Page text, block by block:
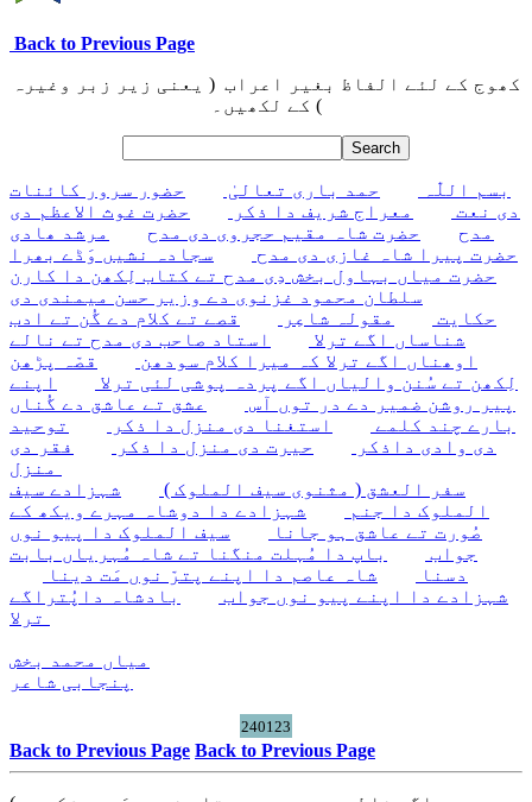
Back to Previous Page
کھوج کے لئے الفاظ بغیر اعراب ( یعنی زیر زبر وغیرہ
) کے لکھیں۔
بسم اللّٰہ حمد باری تعالیٰ
حضور سرور کائنات
دی نعت
معراج شریف دا ذکر
حضرت غوث الاعظم دی
مدح
حضرت شاہ مقیم حجروی دی مدح
مرشد ھادی
حضرت پیرا شاہ غازی دی مدح
سجادہ نشیں وَڈے بھرا
حضرت میاں بہاول بخش دِی مدح تے کتاب لِکھن دا کارن
سلطان محمود غزنوی دے وزیر حسن میمندی دی
حکایت
مقولہ شاعِر
قصے تے کلام دے گُن تے ادب
شناساں اگے ترلا
استاد صاحب دی مدح تے نالے
اوھناں اگے ترلا کہ میرا کلام سودھن
قصّہ پڑھن
لِکھن تے سُنن والیاں اگے پردہ پوشی لئی ترلا
اپنے
پیر روشن ضمیر دے در توں آس
عشق تے عاشق دے گُناں
بارے چند کلمے
استغنا دی منزل دا ذکر
توحید
دی وادی داذکر
حیرت دی منزل دا ذکر
فقر دی
سفر العشق ( مثنوی سیف الملوک )
شہزادے سیف
الملوک دا جنم
شہزادے دا دوشاہ مہرے ویکھ کے
صُورت تے عاشق ہو جانا
سیف الملوک دا پیو نوں
جواب
باپ دا مُہلت منگنا تے شاہ مُہریاں بابت
دسنا
شاہ عاصم دا اپنے پترّ نوں مَت دینا
شہزادے دا اپنے پیو نوں جواب
بادشاہ داپُتراگے
میاں محمد بخش
پنجابی شاعر
240123
Back to Previous Page Back to Previous Page